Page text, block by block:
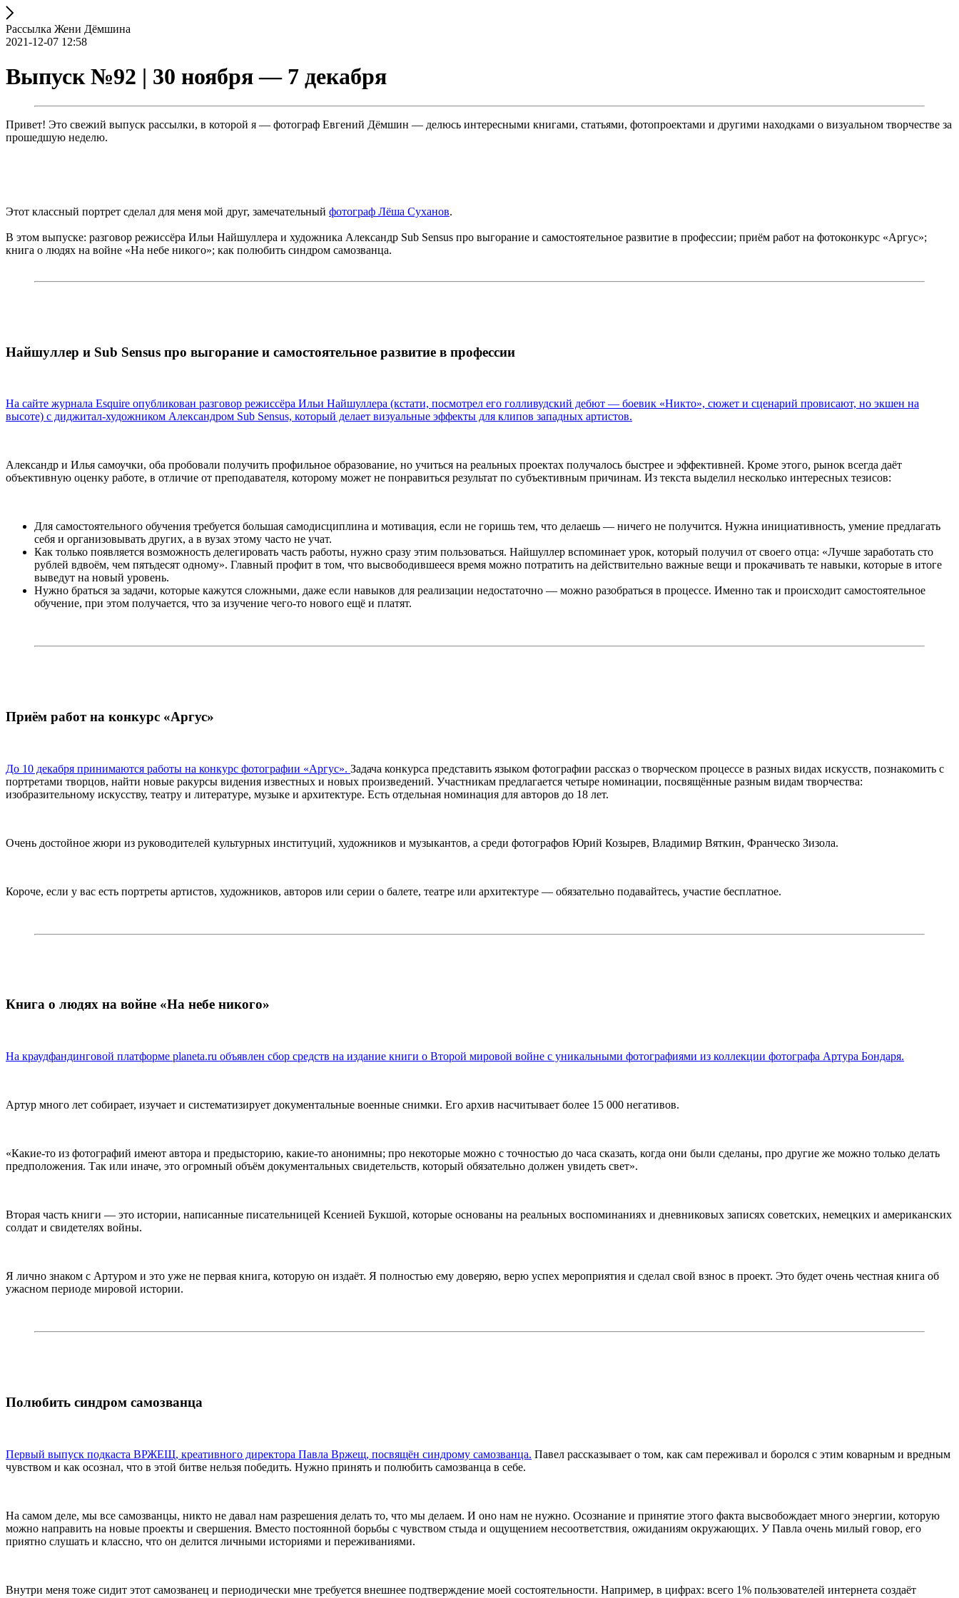
Рассылка Жени Дёмшина
2021-12-07 12:58
Выпуск №92 | 30 ноября — 7 декабря
Привет! Это свежий выпуск рассылки, в которой я — фотограф Евгений Дёмшин — делюсь интересными книгами, статьями, фотопроектами и другими находками о визуальном творчестве за
прошедшую неделю.
Этот классный портрет сделал для меня мой друг, замечательный фотограф Лёша Суханов.
В этом выпуске: разговор режиссёра Ильи Найшуллера и художника Александр Sub Sensus про выгорание и самостоятельное развитие в профессии; приём работ на фотоконкурс «Аргус»;
книга о людях на войне «На небе никого»; как полюбить синдром самозванца.
Найшуллер и Sub Sensus про выгорание и самостоятельное развитие в профессии
На сайте журнала Esquire опубликован разговор режиссёра Ильи Найшуллера (кстати, посмотрел его голливудский дебют — боевик «Никто», сюжет и сценарий провисают, но экшен на
высоте) с диджитал-художником Александром Sub Sensus, который делает визуальные эффекты для клипов западных артистов.
Александр и Илья самоучки, оба пробовали получить профильное образование, но учиться на реальных проектах получалось быстрее и эффективней. Кроме этого, рынок всегда даёт
объективную оценку работе, в отличие от преподавателя, которому может не понравиться результат по субъективным причинам. Из текста выделил несколько интересных тезисов:
Для самостоятельного обучения требуется большая самодисциплина и мотивация, если не горишь тем, что делаешь — ничего не получится. Нужна инициативность, умение предлагать
себя и организовывать других, а в вузах этому часто не учат.
Как только появляется возможность делегировать часть работы, нужно сразу этим пользоваться. Найшуллер вспоминает урок, который получил от своего отца: «Лучше заработать сто
рублей вдвоём, чем пятьдесят одному». Главный профит в том, что высвободившееся время можно потратить на действительно важные вещи и прокачивать те навыки, которые в итоге
выведут на новый уровень.
Нужно браться за задачи, которые кажутся сложными, даже если навыков для реализации недостаточно — можно разобраться в процессе. Именно так и происходит самостоятельное
обучение, при этом получается, что за изучение чего-то нового ещё и платят.
Приём работ на конкурс «Аргус»
До 10 декабря принимаются работы на конкурс фотографии «Аргус». Задача конкурса представить языком фотографии рассказ о творческом процессе в разных видах искусств, познакомить с
портретами творцов, найти новые ракурсы видения известных и новых произведений. Участникам предлагается четыре номинации, посвящённые разным видам творчества:
изобразительному искусству, театру и литературе, музыке и архитектуре. Есть отдельная номинация для авторов до 18 лет.
Очень достойное жюри из руководителей культурных институций, художников и музыкантов, а среди фотографов Юрий Козырев, Владимир Вяткин, Франческо Зизола.
Короче, если у вас есть портреты артистов, художников, авторов или серии о балете, театре или архитектуре — обязательно подавайтесь, участие бесплатное.
Книга о людях на войне «На небе никого»
На краудфандинговой платформе planeta.ru объявлен сбор средств на издание книги о Второй мировой войне с уникальными фотографиями из коллекции фотографа Артура Бондаря.
Артур много лет собирает, изучает и систематизирует документальные военные снимки. Его архив насчитывает более 15 000 негативов.
«Какие-то из фотографий имеют автора и предысторию, какие-то анонимны; про некоторые можно с точностью до часа сказать, когда они были сделаны, про другие же можно только делать
предположения. Так или иначе, это огромный объём документальных свидетельств, который обязательно должен увидеть свет».
Вторая часть книги — это истории, написанные писательницей Ксенией Букшой, которые основаны на реальных воспоминаниях и дневниковых записях советских, немецких и американских
солдат и свидетелях войны.
Я лично знаком с Артуром и это уже не первая книга, которую он издаёт. Я полностью ему доверяю, верю успех мероприятия и сделал свой взнос в проект. Это будет очень честная книга об
ужасном периоде мировой истории.
Полюбить синдром самозванца
Первый выпуск подкаста ВРЖЕЩ, креативного директора Павла Вржещ, посвящён синдрому самозванца. Павел рассказывает о том, как сам переживал и боролся с этим коварным и вредным
чувством и как осознал, что в этой битве нельзя победить. Нужно принять и полюбить самозванца в себе.
На самом деле, мы все самозванцы, никто не давал нам разрешения делать то, что мы делаем. И оно нам не нужно. Осознание и принятие этого факта высвобождает много энергии, которую
можно направить на новые проекты и свершения. Вместо постоянной борьбы с чувством стыда и ощущением несоответствия, ожиданиям окружающих. У Павла очень милый говор, его
приятно слушать и классно, что он делится личными историями и переживаниями.
Внутри меня тоже сидит этот самозванец и периодически мне требуется внешнее подтверждение моей состоятельности. Например, в цифрах: всего 1% пользователей интернета создаёт